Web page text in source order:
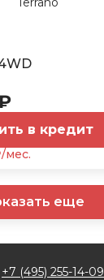
в кредит
мес.
еще
+7 (495) 255-14-09